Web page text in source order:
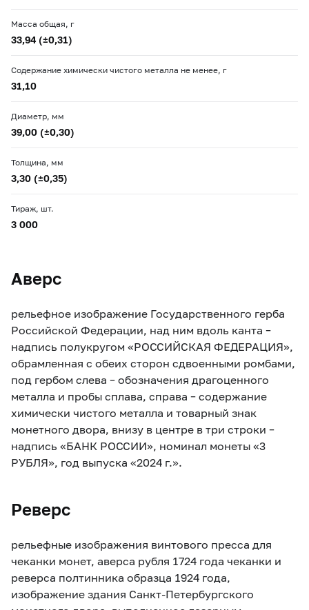
Масса общая, г
33,94 (±0,31)
Содержание химически чистого металла не менее, г
31,10
Диаметр, мм
39,00 (±0,30)
Толщина, мм
3,30 (±0,35)
Тираж, шт.
3 000
Аверс
рельефное изображение Государственного герба
Российской Федерации, над ним вдоль канта –
надпись полукругом «РОССИЙСКАЯ ФЕДЕРАЦИЯ»,
обрамленная с обеих сторон сдвоенными ромбами,
под гербом слева – обозначения драгоценного
металла и пробы сплава, справа – содержание
химически чистого металла и товарный знак
монетного двора, внизу в центре в три строки –
надпись «БАНК РОССИИ», номинал монеты «3
РУБЛЯ», год выпуска «2024 г.».
Реверс
рельефные изображения винтового пресса для
чеканки монет, аверса рубля 1724 года чеканки и
реверса полтинника образца 1924 года,
изображение здания Санкт-Петербургского